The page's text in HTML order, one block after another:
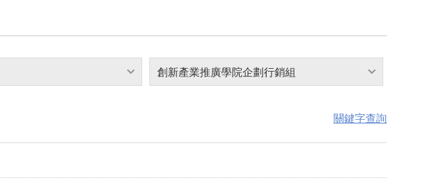
創新產業推廣學院企劃行銷組
關鍵字查詢